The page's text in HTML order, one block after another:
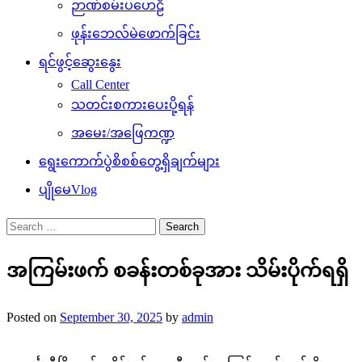
ဉာဏ်စမ်းပဟေဠိ
ဖုန်းဘေလ်မဲဖောက်ခြင်း
ရင်ဖွင့်ဆွေးနွေး
Call Center
သတင်းစကားပေးပို့ရန်
အမေး/အဖြေကဏ္ဍ
ရွေးကောက်ပွဲစိစစ်တွေ့ရှိချက်များ
ပျိုမေVlog
Search
for:
အကြမ်းဖက် စခန်းတစ်ခုအား သိမ်းပိုက်ရရှိ
Posted on September 30, 2025 by admin